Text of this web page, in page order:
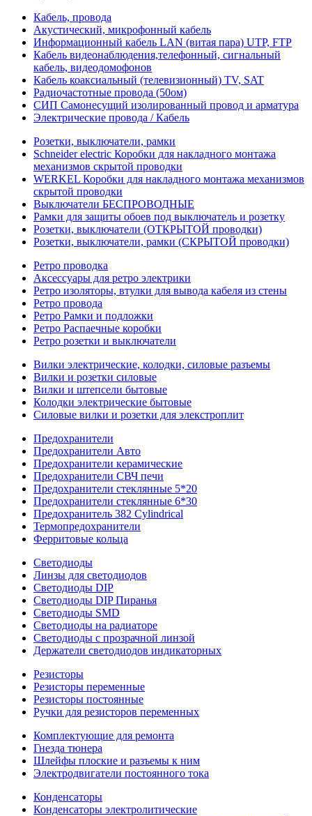
Кабель, провода
Акустический, микрофонный кабель
Информационный кабель LAN (витая пара) UTP, FTP
Кабель видеонаблюдения,телефонный, сигнальный
кабель, видеодомофонов
Кабель коаксиальный (телевизионный) TV, SAT
Радиочастотные провода (50ом)
СИП Самонесущий изолированный провод и арматура
Электрические провода / Кабель
Розетки, выключатели, рамки
Schneider electric Коробки для накладного монтажа
механизмов скрытой проводки
WERKEL Коробки для накладного монтажа механизмов
скрытой проводки
Выключатели БЕСПРОВОДНЫЕ
Рамки для защиты обоев под выключатель и розетку
Розетки, выключатели (ОТКРЫТОЙ проводки)
Розетки, выключатели, рамки (СКРЫТОЙ проводки)
Ретро проводка
Аксессуары для ретро электрики
Ретро изоляторы, втулки для вывода кабеля из стены
Ретро провода
Ретро Рамки и подложки
Ретро Распаечные коробки
Ретро розетки и выключатели
Вилки электрические, колодки, силовые разъемы
Вилки и розетки силовые
Вилки и штепсели бытовые
Колодки электрические бытовые
Силовые вилки и розетки для элекстроплит
Предохранители
Предохранители Авто
Предохранители керамические
Предохранители СВЧ печи
Предохранители стеклянные 5*20
Предохранители стеклянные 6*30
Предохранитель 382 Cylindrical
Термопредохранители
Ферритовые кольца
Светодиоды
Линзы для светодиодов
Светодиоды DIP
Светодиоды DIP Пиранья
Светодиоды SMD
Светодиоды на радиаторе
Светодиоды с прозрачной линзой
Держатели светодиодов индикаторных
Резисторы
Резисторы переменные
Резисторы постоянные
Ручки для резисторов переменных
Комплектующие для ремонта
Гнезда тюнера
Шлейфы плоские и разъемы к ним
Электродвигатели постоянного тока
Конденсаторы
Конденсаторы электролитические